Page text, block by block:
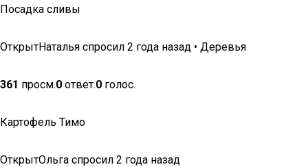
Посадка сливы
ОткрытНаталья спросил 2 года назад • Деревья
361 просм.0 ответ.0 голос.
Картофель Тимо
ОткрытОльга спросил 2 года назад